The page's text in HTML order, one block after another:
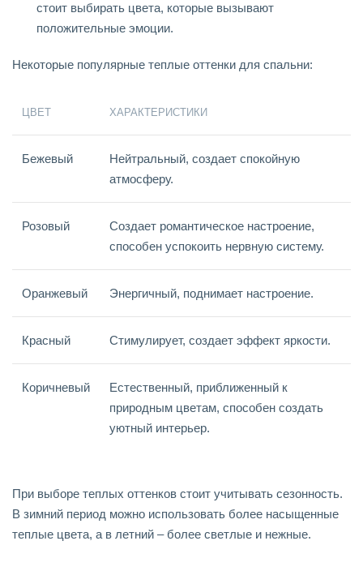
стоит выбирать цвета, которые вызывают
положительные эмоции.
Некоторые популярные теплые оттенки для спальни:
ЦВЕТ ХАРАКТЕРИСТИКИ
Бежевый
Нейтральный, создает спокойную
атмосферу.
Розовый
Создает романтическое настроение,
способен успокоить нервную систему.
Оранжевый Энергичный, поднимает настроение.
Красный Стимулирует, создает эффект яркости.
Коричневый
Естественный, приближенный к
природным цветам, способен создать
уютный интерьер.
При выборе теплых оттенков стоит учитывать сезонность.
В зимний период можно использовать более насыщенные
теплые цвета, а в летний – более светлые и нежные.